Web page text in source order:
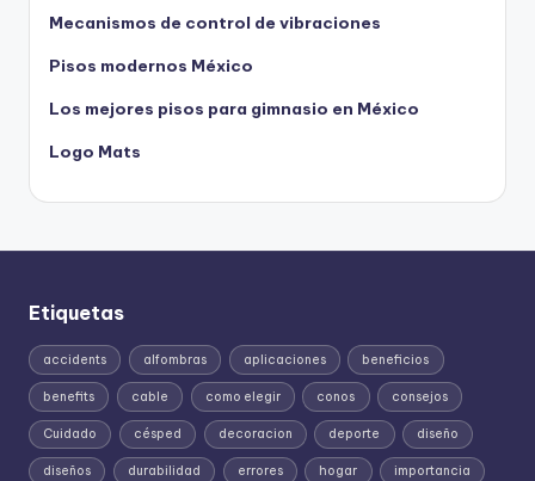
Mecanismos de control de vibraciones
Pisos modernos México
Los mejores pisos para gimnasio en México
Logo Mats
Etiquetas
accidents alfombras aplicaciones beneficios
benefits cable como elegir conos consejos
Cuidado césped decoracion deporte diseño
diseños durabilidad errores hogar importancia